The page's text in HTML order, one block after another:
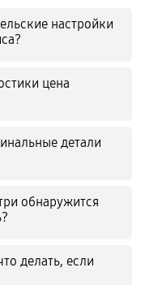
настройки
цена
детали
обнаружится
делать, если